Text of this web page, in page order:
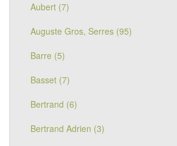
Aubert (7)
Auguste Gros, Serres (95)
Barre (5)
Basset (7)
Bertrand (6)
Bertrand Adrien (3)